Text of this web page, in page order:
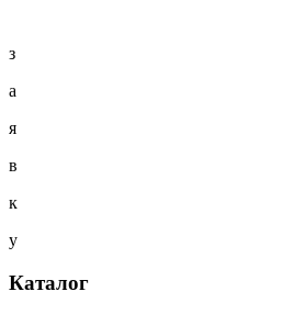
з
а
я
в
к
у
Каталог